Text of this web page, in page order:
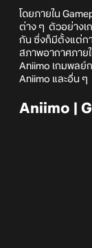
โดยภายใน
ต่าง ๆ ตัวอย่างเ
กัน ซึ่งก็มีตั้งแต่ก
สภาพอากาศภาย
Aniimo เกมพลย์
Aniimo และอื่น ๆ
Aniimo |